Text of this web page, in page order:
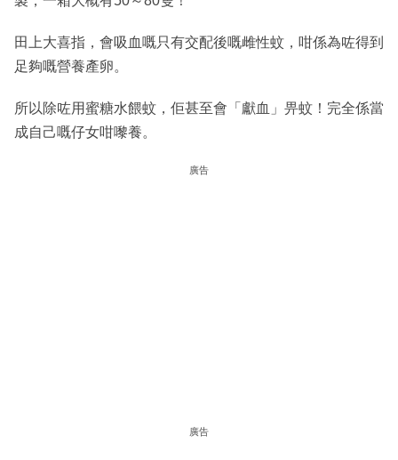
田上大喜指，會吸血嘅只有交配後嘅雌性蚊，咁係為咗得到
足夠嘅營養產卵。
所以除咗用蜜糖水餵蚊，佢甚至會「獻血」畀蚊！完全係當
成自己嘅仔女咁嚟養。
廣告
廣告